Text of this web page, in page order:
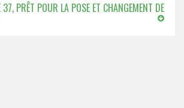
37, PRÊT POUR LA POSE ET CHANGEMENT DE